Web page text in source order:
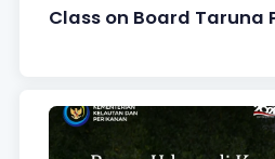
Class on Board Taruna